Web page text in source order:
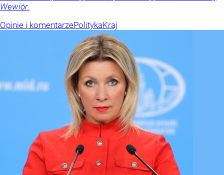
Wewiór.
Opinie i komentarzePolitykaKraj